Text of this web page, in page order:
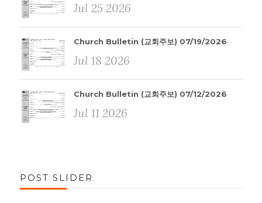
Jul 25 2026
Church Bulletin (교회주보) 07/19/2026
Jul 18 2026
Church Bulletin (교회주보) 07/12/2026
Jul 11 2026
POST SLIDER